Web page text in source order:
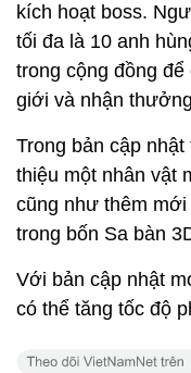
kích hoạt boss.
tối đa là 10 anh
trong cộng đồng
giới và nhận
Trong bản cập
thiệu một nhân vật
cũng như thêm
trong bốn Sa bàn
Với bản cập nhật
có thể tăng tốc độ